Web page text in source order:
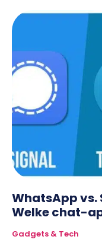
WhatsApp vs.
Welke chat-
Gadgets & Tech